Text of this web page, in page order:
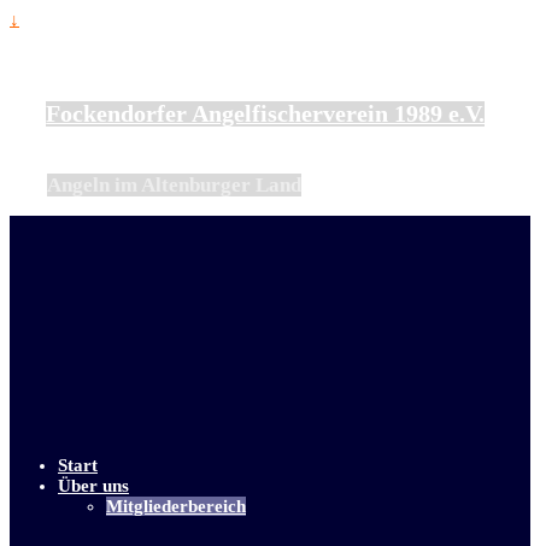
↓
Fockendorfer Angelfischerverein 1989 e.V.
Start
Über uns
Mitgliederbereich